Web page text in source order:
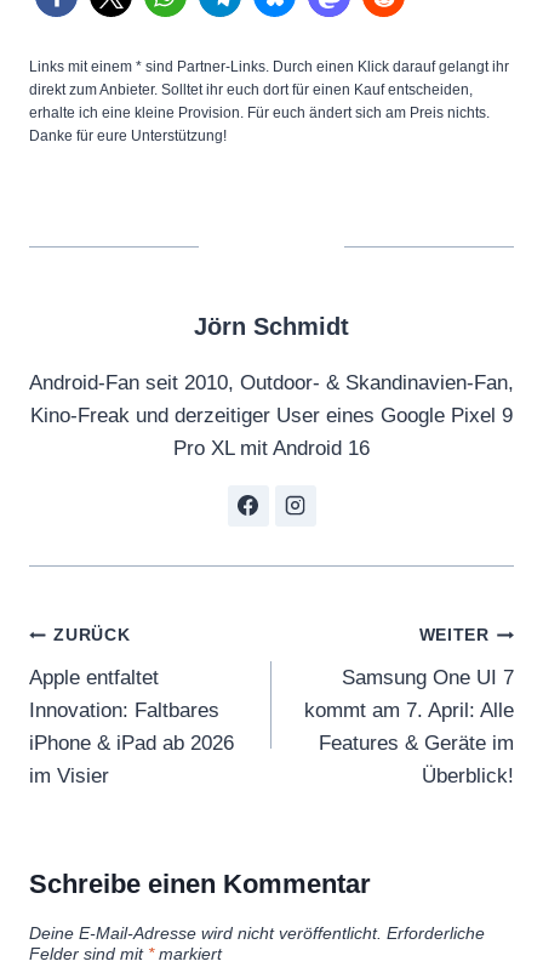
Links mit einem * sind Partner-Links. Durch einen Klick darauf gelangt ihr
direkt zum Anbieter. Solltet ihr euch dort für einen Kauf entscheiden,
erhalte ich eine kleine Provision. Für euch ändert sich am Preis nichts.
Danke für eure Unterstützung!
Jörn Schmidt
Android-Fan seit 2010, Outdoor- & Skandinavien-Fan,
Kino-Freak und derzeitiger User eines Google Pixel 9
Pro XL mit Android 16
Beitragsnavigation
ZURÜCK
Apple entfaltet
Innovation: Faltbares
iPhone & iPad ab 2026
im Visier
WEITER
Samsung One UI 7
kommt am 7. April: Alle
Features & Geräte im
Überblick!
Schreibe einen Kommentar
Deine E-Mail-Adresse wird nicht veröffentlicht. Erforderliche
Felder sind mit *markiert